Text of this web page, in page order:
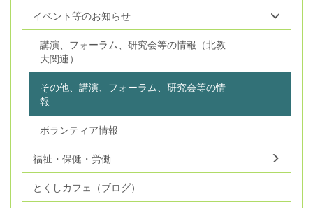
イベント等のお知らせ
講演、フォーラム、研究会等の情報（北教
大関連）
その他、講演、フォーラム、研究会等の情
報
ボランティア情報
福祉・保健・労働
とくしカフェ（ブログ）